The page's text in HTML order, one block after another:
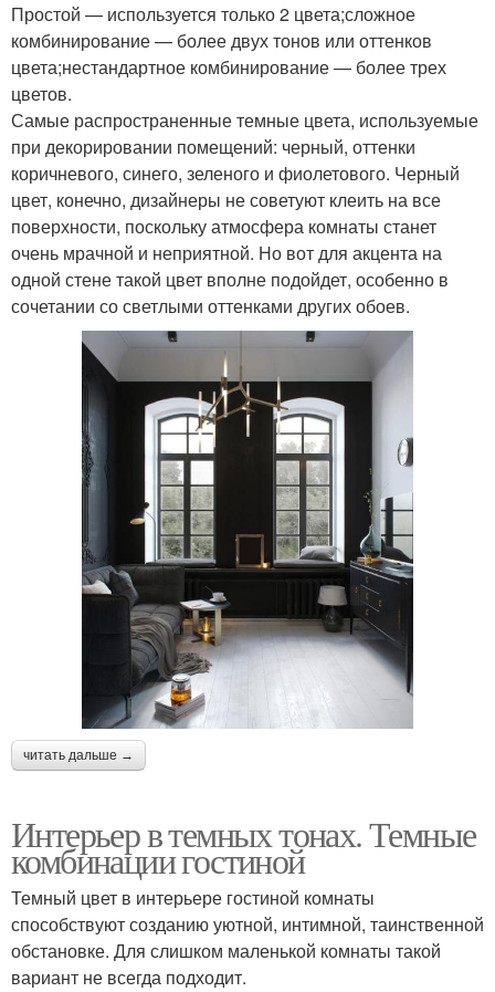
Простой — используется только 2 цвета;сложное
комбинирование — более двух тонов или оттенков
цвета;нестандартное комбинирование — более трех
цветов.
Самые распространенные темные цвета, используемые
при декорировании помещений: черный, оттенки
коричневого, синего, зеленого и фиолетового. Черный
цвет, конечно, дизайнеры не советуют клеить на все
поверхности, поскольку атмосфера комнаты станет
очень мрачной и неприятной. Но вот для акцента на
одной стене такой цвет вполне подойдет, особенно в
сочетании со светлыми оттенками других обоев.
читать дальше →
Интерьер в темных тонах. Темные
комбинации гостиной
Темный цвет в интерьере гостиной комнаты
способствуют созданию уютной, интимной, таинственной
обстановке. Для слишком маленькой комнаты такой
вариант не всегда подходит.